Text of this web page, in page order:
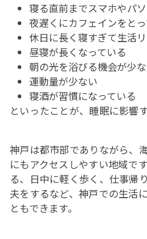
寝る直前までスマホやパ
夜遅くにカフェインをと
休日に長く寝すぎて生活
昼寝が長くなっている
朝の光を浴びる機会が少
運動量が少ない
寝酒が習慣になっている
といったことが、睡眠に影響
神戸は都市部でありながら、
にもアクセスしやすい地域で
る、日中に軽く歩く、仕事帰
夫をするなど、神戸での生活
ともできます。